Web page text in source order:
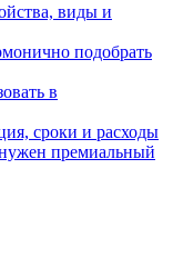
виды и
подобрать
в
сроки и расходы
премиальный